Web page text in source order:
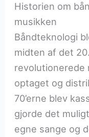
Historien om
musikken
Båndteknologi
midten af det
revolutionerede
optaget og
70’erne blev
gjorde det
egne sange og